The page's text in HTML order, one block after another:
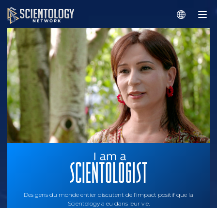
Des gens du monde entier discutent de l’impact positif que la
Scientology a eu dans leur vie.